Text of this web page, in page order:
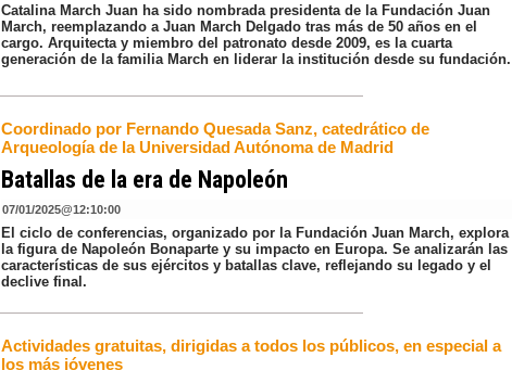
Catalina March Juan ha sido nombrada presidenta de la Fundación Juan
March, reemplazando a Juan March Delgado tras más de 50 años en el
cargo. Arquitecta y miembro del patronato desde 2009, es la cuarta
generación de la familia March en liderar la institución desde su fundación.
Coordinado por Fernando Quesada Sanz, catedrático de
Arqueología de la Universidad Autónoma de Madrid
Batallas de la era de Napoleón
07/01/2025@12:10:00
El ciclo de conferencias, organizado por la Fundación Juan March, explora
la figura de Napoleón Bonaparte y su impacto en Europa. Se analizarán las
características de sus ejércitos y batallas clave, reflejando su legado y el
declive final.
Actividades gratuitas, dirigidas a todos los públicos, en especial a
los más jóvenes